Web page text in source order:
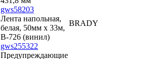
gws58203
Лента напольная,
белая, 50мм х 33м,
B-726 (винил)
BRADY
gws255322
Предупреждающие